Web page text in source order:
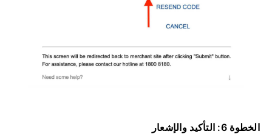
الخطوة 6: التأكيد والإشعار